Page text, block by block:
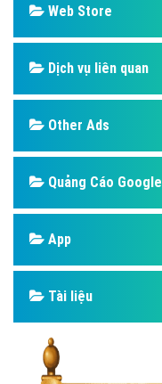
Web Store
Dịch vụ liên quan
Other Ads
Quảng Cáo Google
App
Tài liệu